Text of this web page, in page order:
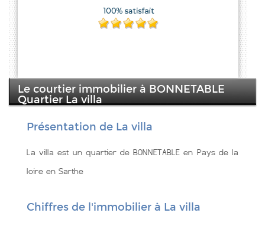
Le courtier immobilier à BONNETABLE
Quartier La villa
Présentation de La villa
La villa est un quartier de BONNETABLE en Pays de la
loire en Sarthe
Chiffres de l'immobilier à La villa